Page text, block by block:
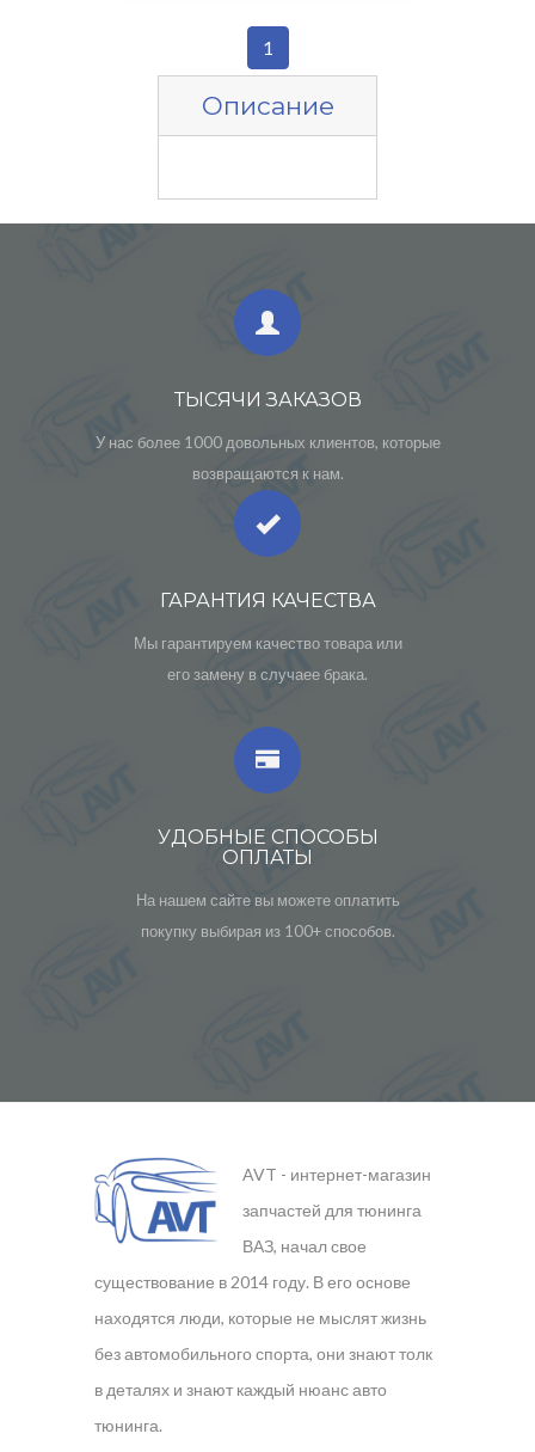
1
Описание
ТЫСЯЧИ ЗАКАЗОВ
У нас более 1000 довольных клиентов, которые
возвращаются к нам.
ГАРАНТИЯ КАЧЕСТВА
Мы гарантируем качество товара или
его замену в случаее брака.
УДОБНЫЕ СПОСОБЫ
ОПЛАТЫ
На нашем сайте вы можете оплатить
покупку выбирая из 100+ способов.
AVT - интернет-магазин
запчастей для тюнинга
ВАЗ, начал свое
существование в 2014 году. В его основе
находятся люди, которые не мыслят жизнь
без автомобильного спорта, они знают толк
в деталях и знают каждый нюанс авто
тюнинга.